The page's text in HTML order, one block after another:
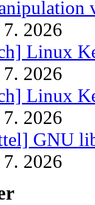
2026
Linux
2026
Linux
2026
GNU
2026